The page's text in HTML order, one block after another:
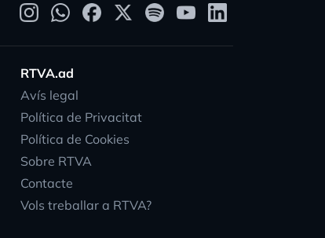
RTVA.ad
Avís legal
Política de Privacitat
Política de Cookies
Sobre RTVA
Contacte
Vols treballar a RTVA?